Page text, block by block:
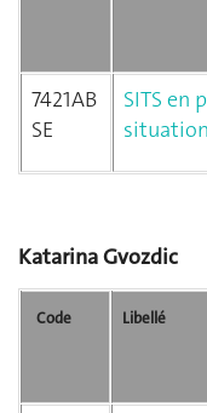
7421AB
SE
SITS en
Katarina Gvozdic
Code Libellé